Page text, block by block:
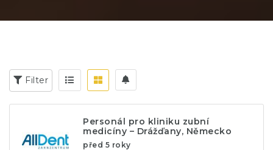
Filter
Personál pro kliniku zubní
medicíny – Drážďany, Německo
před 5 roky